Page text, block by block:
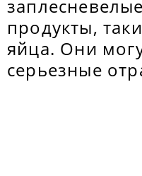
продукты,
яйца. Они
серьезные